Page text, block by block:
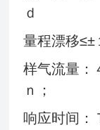
量程漂
样气流量：
ｎ
响应时间：